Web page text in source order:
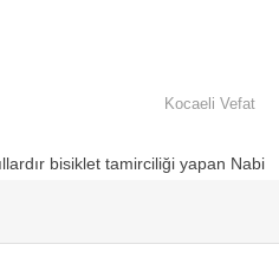
Kocaeli Vefat